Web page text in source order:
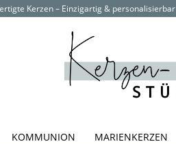
Kerzen – Einzigartig & personalisierbar
KOMMUNION MARIENKERZEN